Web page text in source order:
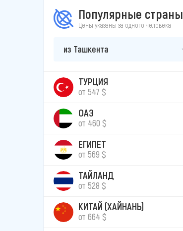
Популярные страны
Цены указаны за одного человека
из Ташкента
ТУРЦИЯ
от 547 $
ОАЭ
от 460 $
ЕГИПЕТ
от 569 $
ТАЙЛАНД
от 528 $
КИТАЙ (ХАЙНАНЬ)
от 664 $